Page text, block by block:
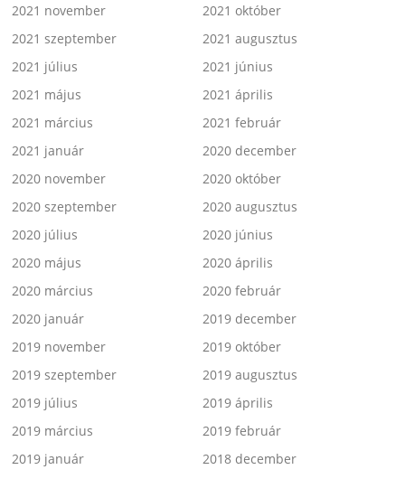
2021 november
2021 október
2021 szeptember
2021 augusztus
2021 július
2021 június
2021 május
2021 április
2021 március
2021 február
2021 január
2020 december
2020 november
2020 október
2020 szeptember
2020 augusztus
2020 július
2020 június
2020 május
2020 április
2020 március
2020 február
2020 január
2019 december
2019 november
2019 október
2019 szeptember
2019 augusztus
2019 július
2019 április
2019 március
2019 február
2019 január
2018 december